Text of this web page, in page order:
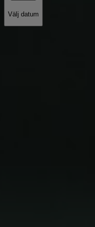
Välj datum